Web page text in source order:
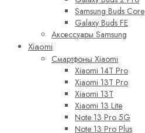
Samsung Buds Core
Galaxy Buds FE
Аксессуары Samsung
Xiaomi
Смартфоны Xiaomi
Xiaomi 14T Pro
Xiaomi 13T Pro
Xiaomi 13T
Xiaomi 13 Lite
Note 13 Pro 5G
Note 13 Pro Plus